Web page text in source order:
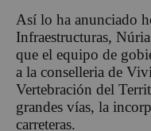
Así lo ha anunciado
Infraestructuras,
que el equipo de
a la conselleria de
Vertebración del
grandes vías, la
carreteras.